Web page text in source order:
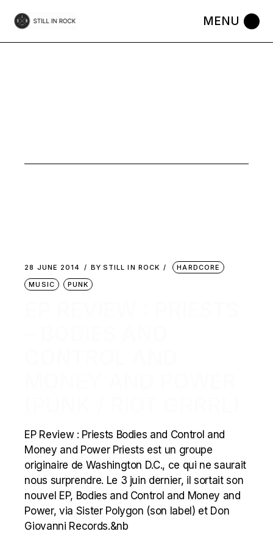
the
28 JUNE 2014 BY STILL IN ROCK
HARDCORE
MUSIC
PUNK
EP Review : Priests Bodies and Control and
Money and Power Priests est un groupe
originaire de Washington D.C., ce qui ne saurait
nous surprendre. Le 3 juin dernier, il sortait son
nouvel EP, Bodies and Control and Money and
Power, via Sister Polygon (son label) et Don
Giovanni Records.&nb